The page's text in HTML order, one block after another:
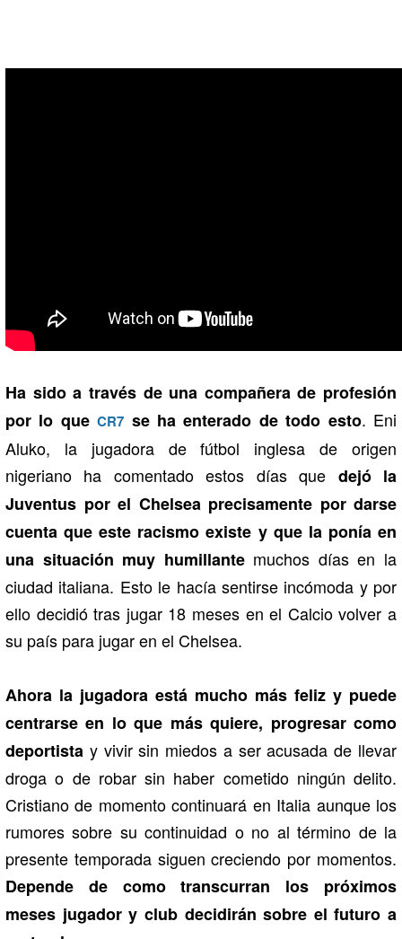
Ha sido a través de una compañera de profesión
por lo queCR7 se ha enterado de todo esto. Eni
Aluko, la jugadora de fútbol inglesa de origen
nigeriano ha comentado estos días que dejó la
Juventus por el Chelsea precisamente por darse
cuenta que este racismo existe y que la ponía en
una situación muy humillantemuchos días en la
ciudad italiana. Esto le hacía sentirse incómoda y por
ello decidió tras jugar 18 meses en el Calcio volver a
su país para jugar en el Chelsea.
Ahora la jugadora está mucho más feliz y puede
centrarse en lo que más quiere, progresar como
deportista y vivir sin miedos a ser acusada de llevar
droga o de robar sin haber cometido ningún delito.
Cristiano de momento continuará en Italia aunque los
rumores sobre su continuidad o no al término de la
presente temporada siguen creciendo por momentos.
Depende de como transcurran los próximos
meses jugador y club decidirán sobre el futuro a